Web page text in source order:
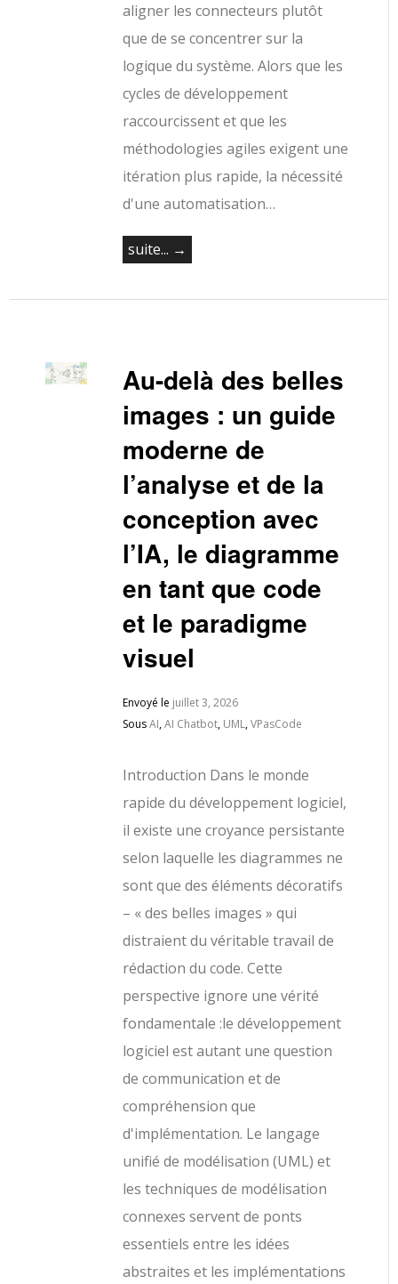
aligner les connecteurs plutôt
que de se concentrer sur la
logique du système. Alors que les
cycles de développement
raccourcissent et que les
méthodologies agiles exigent une
itération plus rapide, la nécessité
d'une automatisation…
suite... →
Au-delà des belles
images : un guide
moderne de
l’analyse et de la
conception avec
l’IA, le diagramme
en tant que code
et le paradigme
visuel
Envoyé le juillet 3, 2026
SousAI,AI Chatbot, UML,VPasCode
Introduction Dans le monde
rapide du développement logiciel,
il existe une croyance persistante
selon laquelle les diagrammes ne
sont que des éléments décoratifs
– « des belles images » qui
distraient du véritable travail de
rédaction du code. Cette
perspective ignore une vérité
fondamentale :le développement
logiciel est autant une question
de communication et de
compréhension que
d'implémentation. Le langage
unifié de modélisation (UML) et
les techniques de modélisation
connexes servent de ponts
essentiels entre les idées
abstraites et les implémentations